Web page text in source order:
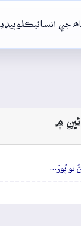
جي
۾
ٿو پُورَ…